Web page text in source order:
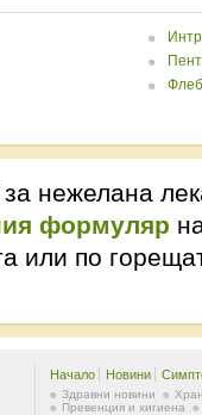
нежелана
формуляр
или по
Начало Новини
Здравни новини
Превенция и хигиена